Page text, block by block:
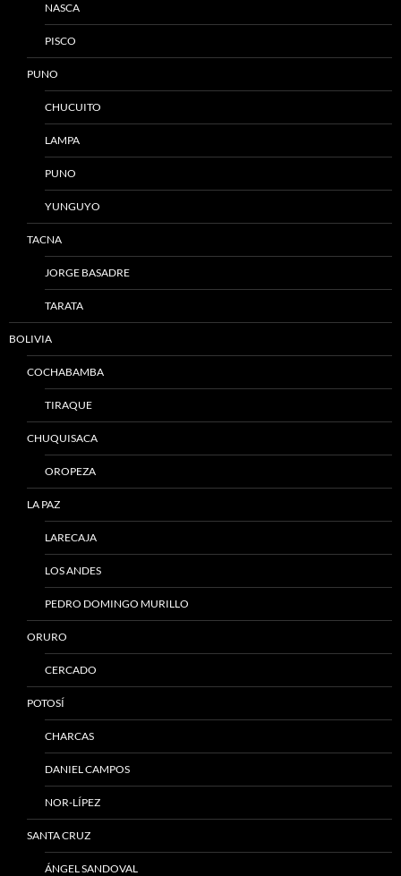
NASCA
PISCO
PUNO
CHUCUITO
LAMPA
PUNO
YUNGUYO
TACNA
JORGE BASADRE
TARATA
BOLIVIA
COCHABAMBA
TIRAQUE
CHUQUISACA
OROPEZA
LA PAZ
LARECAJA
LOS ANDES
PEDRO DOMINGO MURILLO
ORURO
CERCADO
POTOSÍ
CHARCAS
DANIEL CAMPOS
NOR-LÍPEZ
SANTA CRUZ
ÁNGEL SANDOVAL